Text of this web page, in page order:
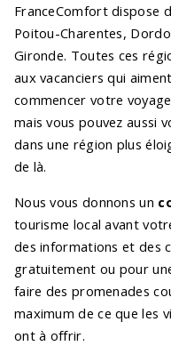
FranceComfort dispose
Poitou-Charentes,
Gironde. Toutes ces
aux vacanciers qui
commencer votre
mais vous pouvez aussi
dans une région plus
de là.
Nous vous donnons un
tourisme local avant
des informations et des
gratuitement ou pour
faire des promenades
maximum de ce que les
ont à offrir.